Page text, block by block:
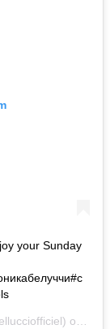
your Sunday
on